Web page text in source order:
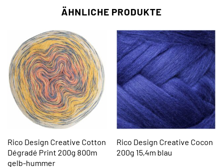
ÄHNLICHE PRODUKTE
Rico Design Creative Cotton
Dégradé Print 200g 800m
gelb-hummer
Rico Design Creative Cocon
200g 15,4m blau